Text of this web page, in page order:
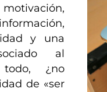
y una
al
¿no
de «ser